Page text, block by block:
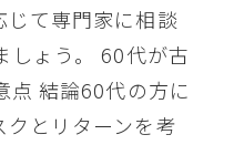
じて専門家に相談
しょう。 60代が古
点 結論60代の方に
クとリターンを考